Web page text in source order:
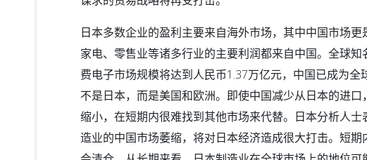
日本多数企业的盈利主要来自海外市场，其中中国市场
家电、零售业等诸多行业的主要利润都来自中国。全球
费电子市场规模将达到人民币1.37万亿元，中国已成为
不是日本，而是美国和欧洲。即使中国减少从日本的进
缩小，在短期内很难找到其他市场来代替。日本分析人
造业的中国市场萎缩，将对日本经济造成很大打击。短